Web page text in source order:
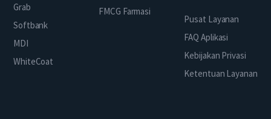
Grab
Softbank
MDI
WhiteCoat
FMCG Farmasi
Pusat Layanan
FAQ Aplikasi
Kebijakan Privasi
Ketentuan Layanan